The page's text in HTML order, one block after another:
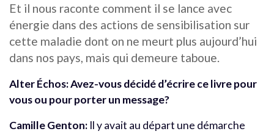
Et il nous raconte comment il se lance avec
énergie dans des actions de sensibilisation sur
cette maladie dont on ne meurt plus aujourd’hui
dans nos pays, mais qui demeure taboue.
Alter Échos: Avez-vous décidé d’écrire ce livre pour
vous ou pour porter un message?
Camille Genton: Il y avait au départ une démarche